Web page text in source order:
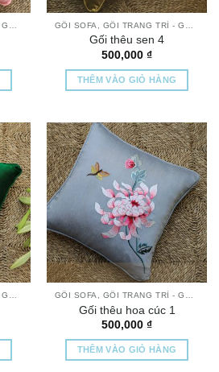
Gối thêu sen 4
500,000 ₫
THÊM VÀO GIỎ HÀNG
GỐI SOFA, GỐI TRANG TRÍ - GỐI THÊU TAY CAO CẤP GỐI SOFA, GỐI TRANG TRÍ - GỐI THÊU TAY CAO CẤP
Gối thêu hoa cúc 1
500,000 ₫
THÊM VÀO GIỎ HÀNG